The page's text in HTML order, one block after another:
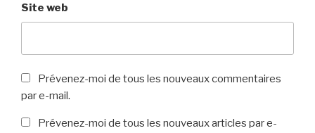
Site web
Prévenez-moi de tous les nouveaux commentaires
par e-mail.
Prévenez-moi de tous les nouveaux articles par e-